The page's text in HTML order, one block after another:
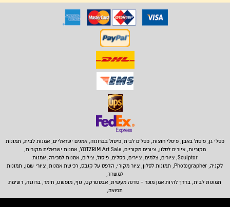
פסלי גן, פיסול באבן, פיסלי חוצות, פסלים לבית,פיסול בברונזה, אמנים ישראליים, אמנות לבית, תמונות
מקוריות, ציורים לסלון, ציורים מקוריים, YOTZRIM Art Sale, אמנות ישראלית מקורית,
Sculptor, ציורים, צלמים, ציירים, פסלים, פיסול, צילום, אמנות למכירה, אמנות
לקניה, Photographer, תמונות לסלון, ציור מקורי, הדפס על קנבס, רכישת אמנות, ציורי שמן, תמונות
למשרד,
תמונות לבית, בדרך להיות אמן מוכר - סדנה מעשית, אבסטרקט, נוף, מופשט, חימר, ברונזה, רשימת
תפוצה,